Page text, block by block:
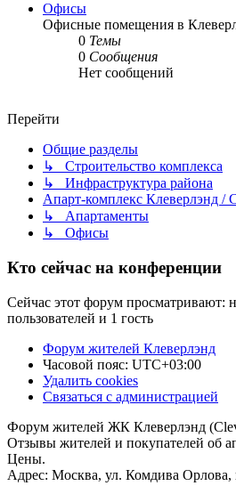
Офисы
Офисные помещения в
0 Темы
0 Сообщения
Нет сообщений
Перейти
Общие разделы
↳ Строительство комплекса
↳ Инфраструктура района
Апарт-комплекс Клеверлэнд /
↳ Апартаменты
↳ Офисы
Кто сейчас на конференции
Сейчас этот форум просматривают:
пользователей и 1 гость
Форум жителей Клеверлэнд
Часовой пояс: UTC+03:00
Удалить cookies
Связаться с администрацией
Форум жителей ЖК Клеверлэнд
Отзывы жителей и покупателей об
Цены.
Адрес: Москва, ул. Комдива Орлова,